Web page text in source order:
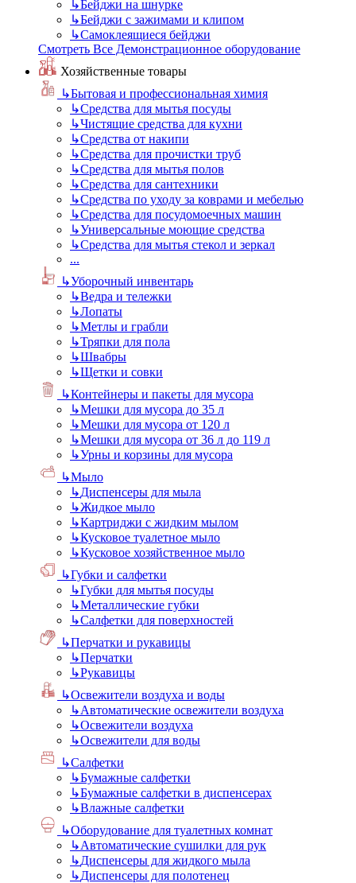
↳Бейджи на шнурке
↳Бейджи с зажимами и клипом
↳Самоклеящиеся бейджи
Смотреть Все Демонстрационное оборудование
Хозяйственные товары
↳Бытовая и профессиональная химия
↳Средства для мытья посуды
↳Чистящие средства для кухни
↳Средства от накипи
↳Средства для прочистки труб
↳Средства для мытья полов
↳Средства для сантехники
↳Средства по уходу за коврами и мебелью
↳Средства для посудомоечных машин
↳Универсальные моющие средства
↳Средства для мытья стекол и зеркал
...
↳Уборочный инвентарь
↳Ведра и тележки
↳Лопаты
↳Метлы и грабли
↳Тряпки для пола
↳Швабры
↳Щетки и совки
↳Контейнеры и пакеты для мусора
↳Мешки для мусора до 35 л
↳Мешки для мусора от 120 л
↳Мешки для мусора от 36 л до 119 л
↳Урны и корзины для мусора
↳Мыло
↳Диспенсеры для мыла
↳Жидкое мыло
↳Картриджи с жидким мылом
↳Кусковое туалетное мыло
↳Кусковое хозяйственное мыло
↳Губки и салфетки
↳Губки для мытья посуды
↳Металлические губки
↳Салфетки для поверхностей
↳Перчатки и рукавицы
↳Перчатки
↳Рукавицы
↳Освежители воздуха и воды
↳Автоматические освежители воздуха
↳Освежители воздуха
↳Освежители для воды
↳Салфетки
↳Бумажные салфетки
↳Бумажные салфетки в диспенсерах
↳Влажные салфетки
↳Оборудование для туалетных комнат
↳Автоматические сушилки для рук
↳Диспенсеры для жидкого мыла
↳Диспенсеры для полотенец